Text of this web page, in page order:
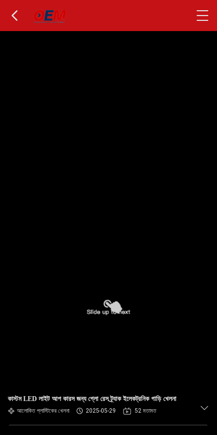
কাস্টম LED লাইট আপ কারস জন্য গ্লো রেস ট্র্যাক ইলেকট্রনিক গাড়ি খেলনা
আলোকিত প্লাস্টিকের খেলনা 2025-05-29 52 মতামত